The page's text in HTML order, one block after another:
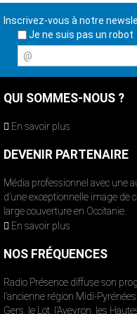
Inscrivez-vous à notre
Je ne suis pas un robot
@
QUI SOMMES-NOUS ?
En savoir plus
DEVENIR PARTENAIRE
Média professionnel avec une
d’une exceptionnelle image de
large couverture en Occitanie.
En savoir plus
NOS FRÉQUENCES
Radio Présence diffuse son
l’ancienne région Midi-
Gers, le Lot, l’Aveyron, les